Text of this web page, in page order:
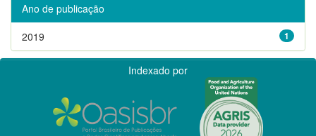
Ano de publicação
1
2019
Indexado por